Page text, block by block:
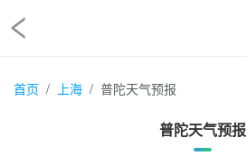
首页 上海 普陀天气预报
普陀天气预报